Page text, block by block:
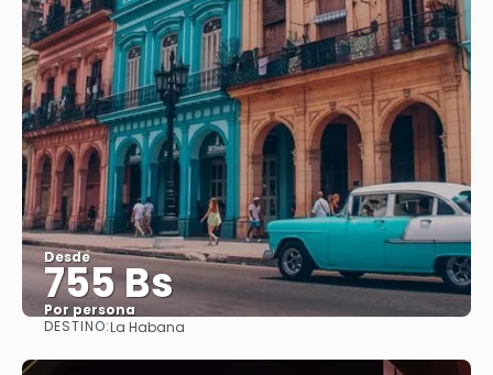
Desde
755 Bs
Por persona
DESTINO:La Habana